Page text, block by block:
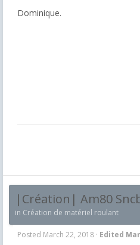
Dominique.
in Création de matériel roulant
Posted March 22, 2018 · Edited